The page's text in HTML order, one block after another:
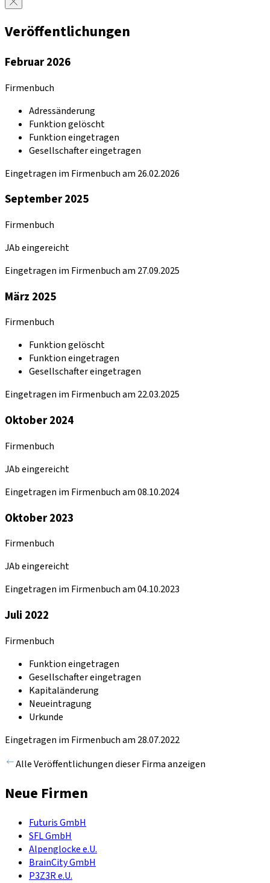
Veröffentlichungen
Februar 2026
Firmenbuch
Adressänderung
Funktion gelöscht
Funktion eingetragen
Gesellschafter eingetragen
Eingetragen im Firmenbuch am 26.02.2026
September 2025
Firmenbuch
JAb eingereicht
Eingetragen im Firmenbuch am 27.09.2025
März 2025
Firmenbuch
Funktion gelöscht
Funktion eingetragen
Gesellschafter eingetragen
Eingetragen im Firmenbuch am 22.03.2025
Oktober 2024
Firmenbuch
JAb eingereicht
Eingetragen im Firmenbuch am 08.10.2024
Oktober 2023
Firmenbuch
JAb eingereicht
Eingetragen im Firmenbuch am 04.10.2023
Juli 2022
Firmenbuch
Funktion eingetragen
Gesellschafter eingetragen
Kapitaländerung
Neueintragung
Urkunde
Eingetragen im Firmenbuch am 28.07.2022
Alle Veröffentlichungen dieser Firma anzeigen
Neue Firmen
Futuris GmbH
SFL GmbH
Alpenglocke e.U.
BrainCity GmbH
P3Z3R e.U.